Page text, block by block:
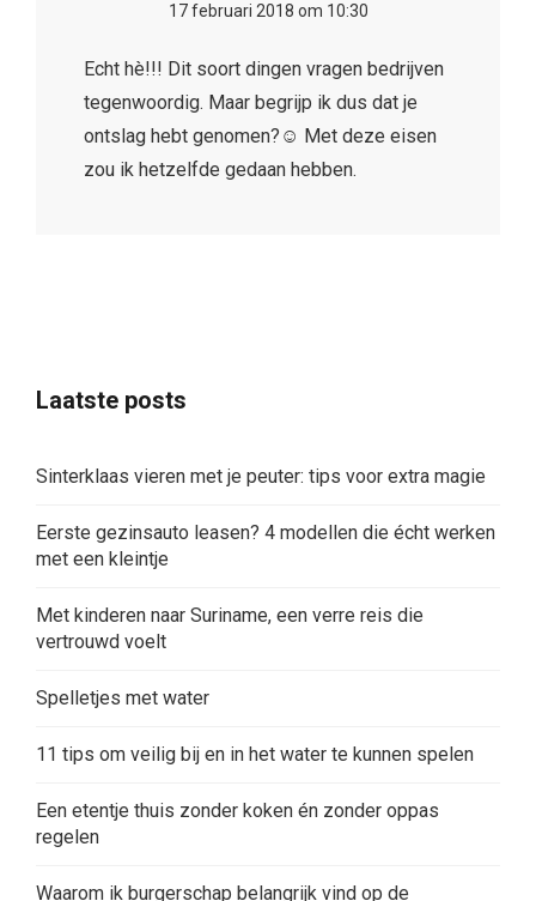
17 februari 2018 om 10:30
Echt hè!!! Dit soort dingen vragen bedrijven
tegenwoordig. Maar begrijp ik dus dat je
ontslag hebt genomen?☺️ Met deze eisen
zou ik hetzelfde gedaan hebben.
Laatste posts
Sinterklaas vieren met je peuter: tips voor extra magie
Eerste gezinsauto leasen? 4 modellen die écht werken
met een kleintje
Met kinderen naar Suriname, een verre reis die
vertrouwd voelt
Spelletjes met water
11 tips om veilig bij en in het water te kunnen spelen
Een etentje thuis zonder koken én zonder oppas
regelen
Waarom ik burgerschap belangrijk vind op de